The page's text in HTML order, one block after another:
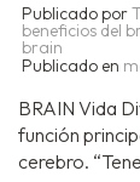
Publicado por
beneficios del
brain
Publicado en
BRAIN Vida
función
cerebro.